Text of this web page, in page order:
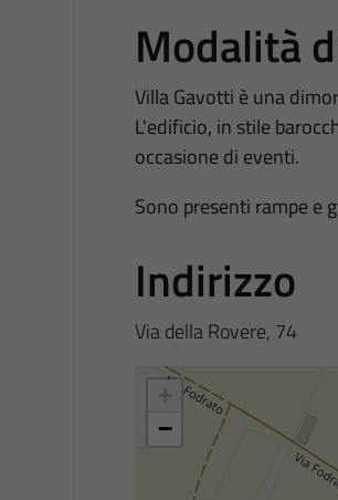
Modalità
Villa Gavotti è una
L'edificio, in stile
occasione di eventi.
Sono presenti rampe e
Indirizzo
Via della Rovere, 74
−